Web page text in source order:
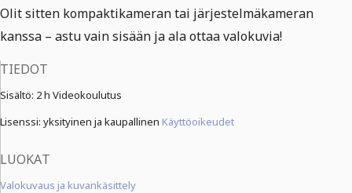
Olit sitten kompaktikameran tai järjestelmäkameran
kanssa – astu vain sisään ja ala ottaa valokuvia!
TIEDOT
Sisältö: 2 h Videokoulutus
Lisenssi: yksityinen ja kaupallinen Käyttöoikeudet
LUOKAT
Valokuvaus ja kuvankäsittely